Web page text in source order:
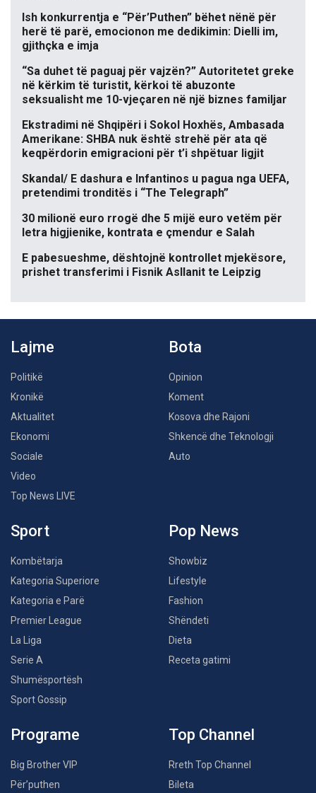
Ish konkurrentja e “Për’Puthen” bëhet nënë për
herë të parë, emocionon me dedikimin: Dielli im,
gjithçka e imja
“Sa duhet të paguaj për vajzën?” Autoritetet greke
në kërkim të turistit, kërkoi të abuzonte
seksualisht me 10-vjeçaren në një biznes familjar
Ekstradimi në Shqipëri i Sokol Hoxhës, Ambasada
Amerikane: SHBA nuk është strehë për ata që
keqpërdorin emigracioni për t’i shpëtuar ligjit
Skandal/ E dashura e Infantinos u pagua nga UEFA,
pretendimi tronditës i “The Telegraph”
30 milionë euro rrogë dhe 5 mijë euro vetëm për
letra higjienike, kontrata e çmendur e Salah
E pabesueshme, dështojnë kontrollet mjekësore,
prishet transferimi i Fisnik Asllanit te Leipzig
Lajme
Politikë
Kronikë
Aktualitet
Ekonomi
Sociale
Video
Top News LIVE
Bota
Opinion
Koment
Kosova dhe Rajoni
Shkencë dhe Teknologji
Auto
Sport
Kombëtarja
Kategoria Superiore
Kategoria e Parë
Premier League
La Liga
Serie A
Shumësportësh
Sport Gossip
Pop News
Showbiz
Lifestyle
Fashion
Shëndeti
Dieta
Receta gatimi
Programe
Big Brother VIP
Për’puthen
Top Channel
Rreth Top Channel
Bileta